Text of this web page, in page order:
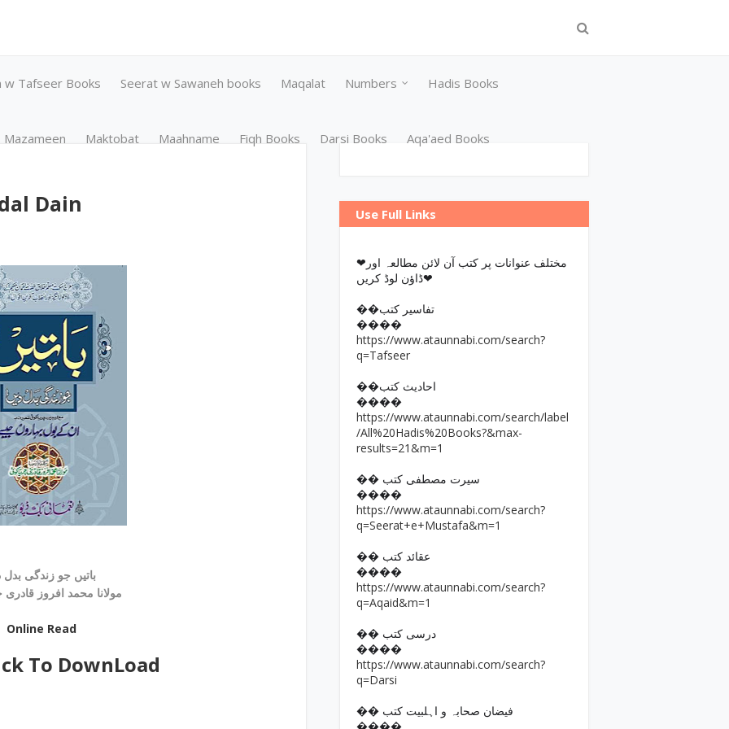
w Tafseer Books Seerat w Sawaneh books Maqalat Numbers Hadis Books
Mazameen Maktobat Maahname Fiqh Books Darsi Books Aqa'aed Books
Dain
باتیں جو زندگی بدل دیں
Online Read
To DownLoad
Use Full Links
❤مختلف عنوانات پر کتب آن لائن مطالعہ اور
ڈاؤن لوڈ کریں❤
��تفاسیر کتب
����
https://www.ataunnabi.com/search?
q=Tafseer
��احادیث کتب
����
https://www.ataunnabi.com/search/label
/All%20Hadis%20Books?&max-
results=21&m=1
�� سیرت مصطفی کتب
����
https://www.ataunnabi.com/search?
q=Seerat+e+Mustafa&m=1
�� عقائد کتب
����
https://www.ataunnabi.com/search?
q=Aqaid&m=1
�� درسی کتب
����
https://www.ataunnabi.com/search?
q=Darsi
�� فیضان صحابہ و اہلبیت کتب